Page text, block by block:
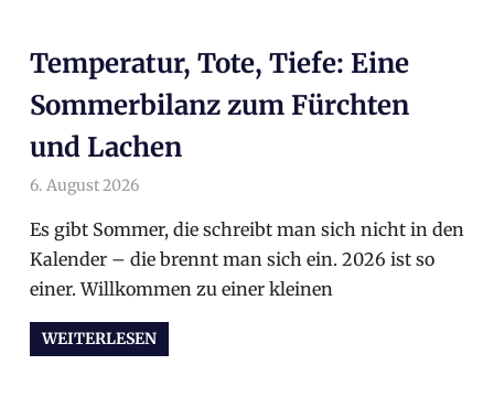
Temperatur, Tote, Tiefe: Eine
Sommerbilanz zum Fürchten
und Lachen
6. August 2026
Es gibt Sommer, die schreibt man sich nicht in den
Kalender – die brennt man sich ein. 2026 ist so
einer. Willkommen zu einer kleinen
WEITERLESEN